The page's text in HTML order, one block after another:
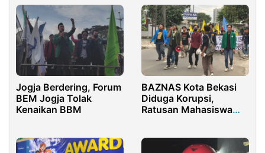
Jogja Berdering, Forum
BEM Jogja Tolak
Kenaikan BBM
BAZNAS Kota Bekasi
Diduga Korupsi,
Ratusan Mahasiswa